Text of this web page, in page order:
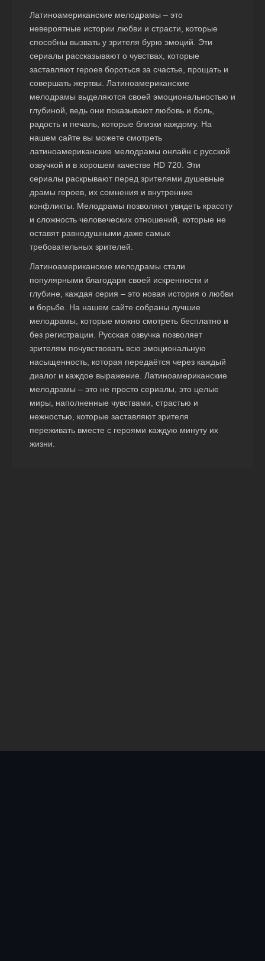
Латиноамериканские мелодрамы – это
невероятные истории любви и страсти, которые
способны вызвать у зрителя бурю эмоций. Эти
сериалы рассказывают о чувствах, которые
заставляют героев бороться за счастье, прощать и
совершать жертвы. Латиноамериканские
мелодрамы выделяются своей эмоциональностью и
глубиной, ведь они показывают любовь и боль,
радость и печаль, которые близки каждому. На
нашем сайте вы можете смотреть
латиноамериканские мелодрамы онлайн с русской
озвучкой и в хорошем качестве HD 720. Эти
сериалы раскрывают перед зрителями душевные
драмы героев, их сомнения и внутренние
конфликты. Мелодрамы позволяют увидеть красоту
и сложность человеческих отношений, которые не
оставят равнодушными даже самых
требовательных зрителей.
Латиноамериканские мелодрамы стали
популярными благодаря своей искренности и
глубине, каждая серия – это новая история о любви
и борьбе. На нашем сайте собраны лучшие
мелодрамы, которые можно смотреть бесплатно и
без регистрации. Русская озвучка позволяет
зрителям почувствовать всю эмоциональную
насыщенность, которая передаётся через каждый
диалог и каждое выражение. Латиноамериканские
мелодрамы – это не просто сериалы, это целые
миры, наполненные чувствами, страстью и
нежностью, которые заставляют зрителя
переживать вместе с героями каждую минуту их
жизни.